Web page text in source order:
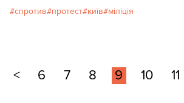
спротив протест київ міліція
< 6 7 8 9 10 11